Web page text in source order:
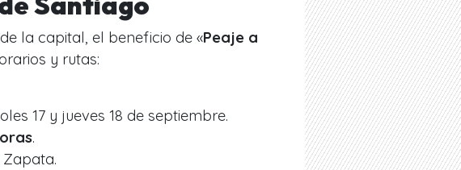
la capital, el beneficio de «Peaje a
y rutas:
17 y jueves 18 de septiembre.
.
Zapata.